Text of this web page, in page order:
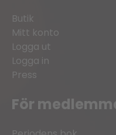
Butik
Mitt konto
Logga ut
Logga in
Press
För